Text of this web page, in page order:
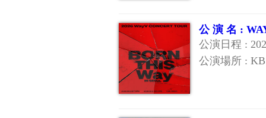
公 演 名 :
公演日程 :
公演場所 :